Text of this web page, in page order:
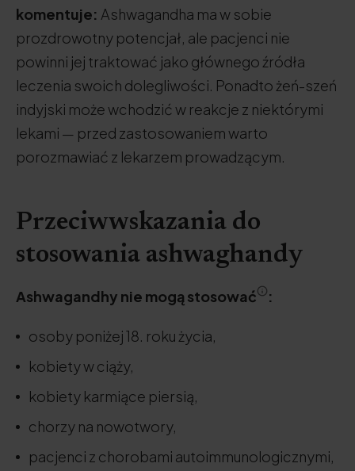
komentuje: Ashwagandha ma w sobie
prozdrowotny potencjał, ale pacjenci nie
powinni jej traktować jako głównego źródła
leczenia swoich dolegliwości. Ponadto żeń-szeń
indyjski może wchodzić w reakcje z niektórymi
lekami — przed zastosowaniem warto
porozmawiać z lekarzem prowadzącym.
Przeciwwskazania do
stosowania ashwaghandy
Ashwagandhy nie mogą stosować :
osoby poniżej 18. roku życia,
kobiety w ciąży,
kobiety karmiące piersią,
chorzy na nowotwory,
pacjenci z chorobami autoimmunologicznymi,